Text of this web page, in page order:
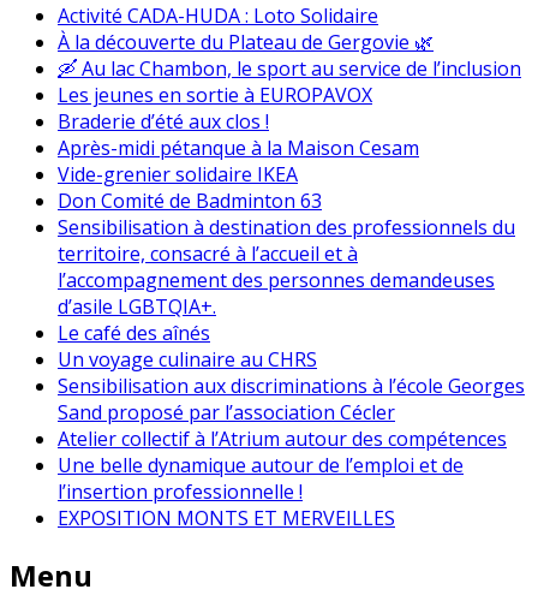
Activité CADA-HUDA : Loto Solidaire
À la découverte du Plateau de Gergovie 🌿
🛶 Au lac Chambon, le sport au service de l’inclusion
Les jeunes en sortie à EUROPAVOX
Braderie d’été aux clos !
Après-midi pétanque à la Maison Cesam
Vide-grenier solidaire IKEA
Don Comité de Badminton 63
Sensibilisation à destination des professionnels du
territoire, consacré à l’accueil et à
l’accompagnement des personnes demandeuses
d’asile LGBTQIA+.
Le café des aînés
Un voyage culinaire au CHRS
Sensibilisation aux discriminations à l’école Georges
Sand proposé par l’association Cécler
Atelier collectif à l’Atrium autour des compétences
Une belle dynamique autour de l’emploi et de
l’insertion professionnelle !
EXPOSITION MONTS ET MERVEILLES
Menu